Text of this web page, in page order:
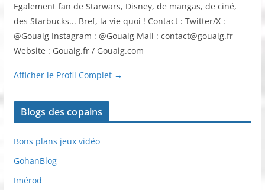
Egalement fan de Starwars, Disney, de mangas, de ciné,
des Starbucks... Bref, la vie quoi ! Contact : Twitter/X :
@Gouaig Instagram : @Gouaig Mail : contact@gouaig.fr
Website : Gouaig.fr / Gouaig.com
Afficher le Profil Complet →
Blogs des copains
Bons plans jeux vidéo
GohanBlog
Imérod